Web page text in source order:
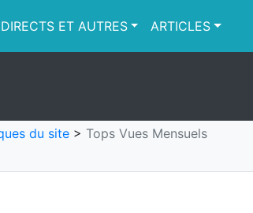
DIRECTS ET AUTRES ARTICLES
du site > Tops Vues Mensuels